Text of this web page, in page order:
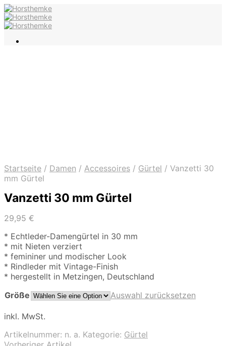
Startseite / Damen / Accessoires / Gürtel / Vanzetti 30
mm Gürtel
Vanzetti 30 mm Gürtel
29,95 €
* Echtleder-Damengürtel in 30 mm
* mit Nieten verziert
* femininer und modischer Look
* Rindleder mit Vintage-Finish
* hergestellt in Metzingen, Deutschland
Größe
Auswahl zurücksetzen
inkl. MwSt.
Artikelnummer: n. a. Kategorie: Gürtel